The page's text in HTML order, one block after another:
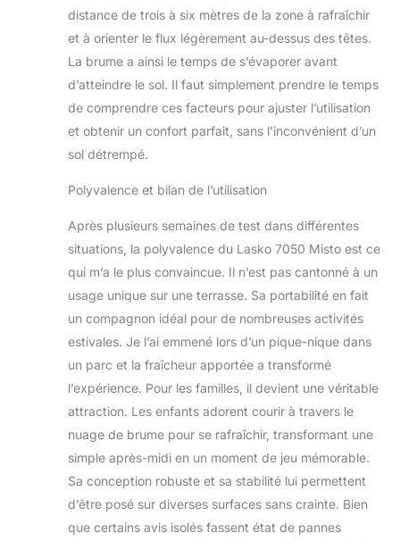
distance de trois à six mètres de la zone à rafraîchir
et à orienter le flux légèrement au-dessus des têtes.
La brume a ainsi le temps de s’évaporer avant
d’atteindre le sol. Il faut simplement prendre le temps
de comprendre ces facteurs pour ajuster l’utilisation
et obtenir un confort parfait, sans l’inconvénient d’un
sol détrempé.
Polyvalence et bilan de l’utilisation
Après plusieurs semaines de test dans différentes
situations, la polyvalence du Lasko 7050 Misto est ce
qui m’a le plus convaincue. Il n’est pas cantonné à un
usage unique sur une terrasse. Sa portabilité en fait
un compagnon idéal pour de nombreuses activités
estivales. Je l’ai emmené lors d’un pique-nique dans
un parc et la fraîcheur apportée a transformé
l’expérience. Pour les familles, il devient une véritable
attraction. Les enfants adorent courir à travers le
nuage de brume pour se rafraîchir, transformant une
simple après-midi en un moment de jeu mémorable.
Sa conception robuste et sa stabilité lui permettent
d’être posé sur diverses surfaces sans crainte. Bien
que certains avis isolés fassent état de pannes